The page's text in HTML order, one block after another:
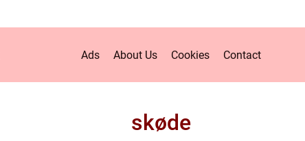
Ads About Us Cookies Contact
skøde